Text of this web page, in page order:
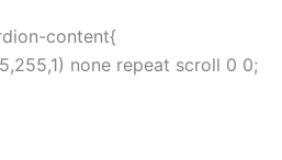
content{
none repeat scroll 0 0;